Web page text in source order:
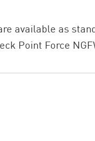
available as
Point Force